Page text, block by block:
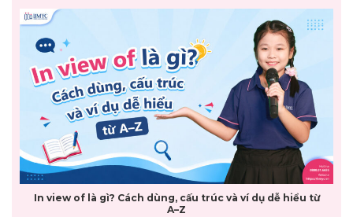
In view of là gì? Cách dùng, cấu trúc và ví dụ dễ hiểu từ
A–Z